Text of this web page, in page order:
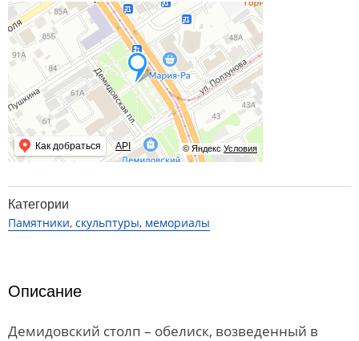
© Яндекс Условия
Как добраться API
Категории
Памятники, скульптуры, мемориалы
Описание
Демидовский столп – обелиск, возведенный в